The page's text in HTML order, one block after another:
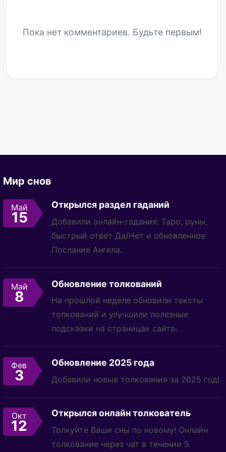
Пока нет комментариев. Будьте первым!
Мир снов
Май
15
Открылся раздел гаданий
Добавили онлайн-гадания: Таро, руны,
быстрый ответ Да/Нет и обновленное
Послание Ангела.
Май
8
Обновление толкований
На прошлой неделе обновили тексты
толкований и улучшили полезные
подсказки на страницах сайта.
Фев
3
Обновление 2025 года
Добавили новые толкования за 2025 год!
Окт
12
Открылся онлайн толкователь
Толкуйте Ваши сны по новому! Онлайн
толкование через чат в течении 5